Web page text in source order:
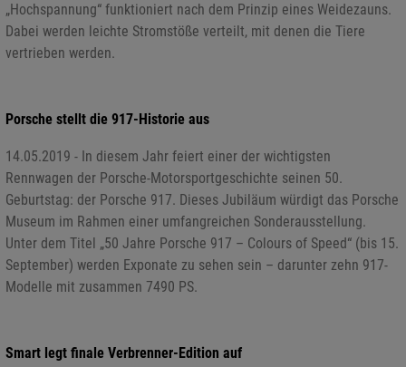
„Hochspannung“ funktioniert nach dem Prinzip eines Weidezauns.
Dabei werden leichte Stromstöße verteilt, mit denen die Tiere
vertrieben werden.
Porsche stellt die 917-Historie aus
14.05.2019 - In diesem Jahr feiert einer der wichtigsten
Rennwagen der Porsche-Motorsportgeschichte seinen 50.
Geburtstag: der Porsche 917. Dieses Jubiläum würdigt das Porsche
Museum im Rahmen einer umfangreichen Sonderausstellung.
Unter dem Titel „50 Jahre Porsche 917 – Colours of Speed“ (bis 15.
September) werden Exponate zu sehen sein – darunter zehn 917-
Modelle mit zusammen 7490 PS.
Smart legt finale Verbrenner-Edition auf